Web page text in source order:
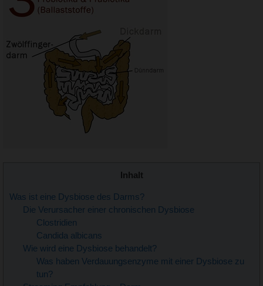
Inhalt
Was ist eine Dysbiose des Darms?
Die Verursacher einer chronischen Dysbiose
Clostridien
Candida albicans
Wie wird eine Dysbiose behandelt?
Was haben Verdauungsenzyme mit einer Dysbiose zu
tun?